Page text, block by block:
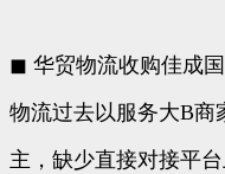
◼ 华贸物流收购佳成
物流过去以服务大B商
主，缺少直接对接平